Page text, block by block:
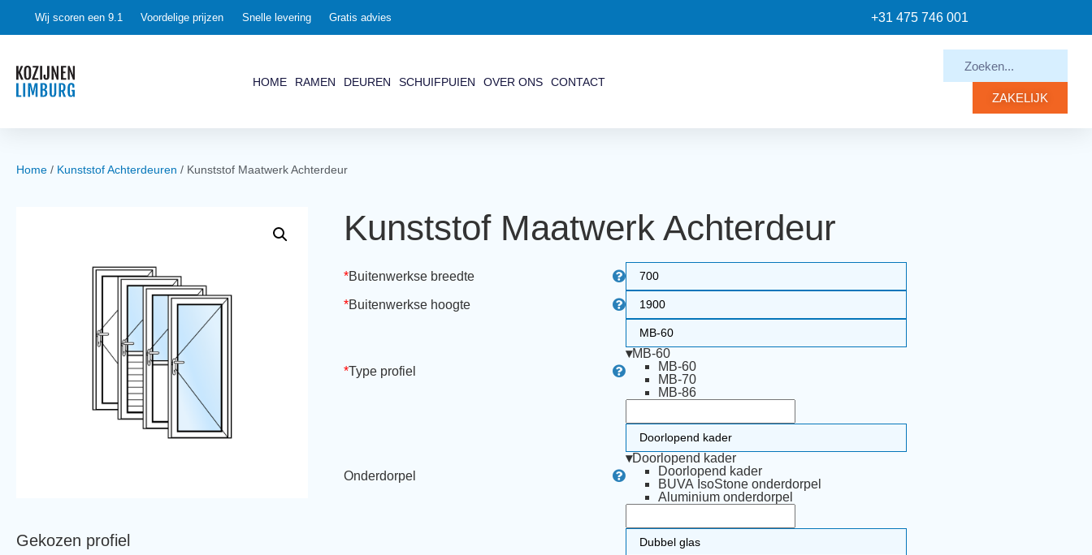
Wij scoren een 9.1 Voordelige prijzen Snelle levering Gratis advies +31 475 746 001
HOME RAMEN DEUREN SCHUIFPUIEN OVER ONS CONTACT
ZAKELIJK
Home / Kunststof Achterdeuren / Kunststof Maatwerk Achterdeur
Gekozen profiel
Kunststof Maatwerk Achterdeur
*Buitenwerkse breedte
*Buitenwerkse hoogte
*Type profiel
MB-60
▾
MB-60
MB-70
MB-86
Onderdorpel
Doorlopend kader
▾
Doorlopend kader
BUVA IsoStone onderdorpel
Aluminium onderdorpel